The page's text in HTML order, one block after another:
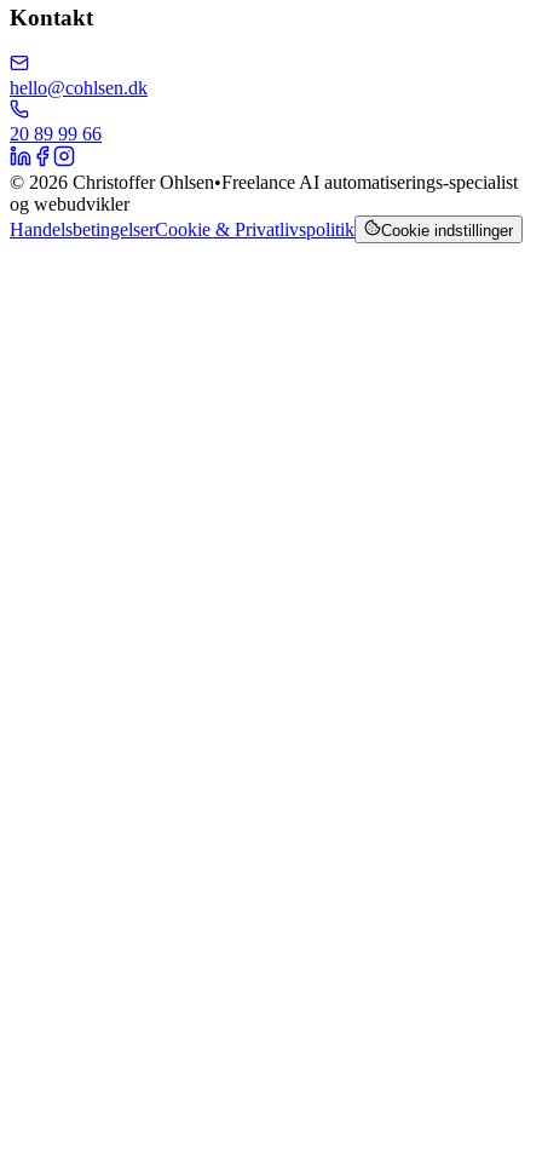
Kontakt
hello@cohlsen.dk
20 89 99 66
© 2026 Christoffer Ohlsen•Freelance AI automatiserings-specialist
og webudvikler
HandelsbetingelserCookie & Privatlivspolitik Cookie indstillinger